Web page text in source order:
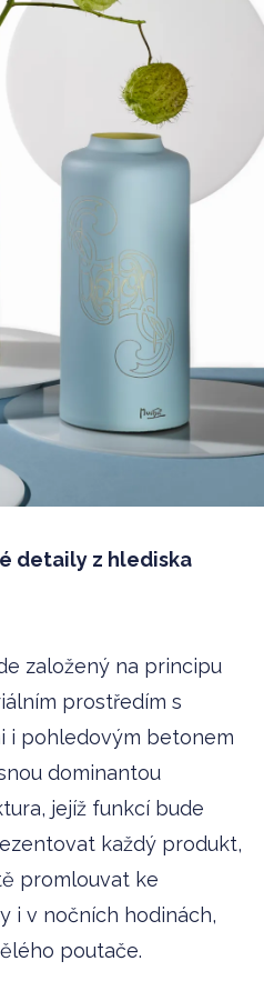
detaily z hlediska
založený na principu
prostředím s
i pohledovým betonem
dominantou
jejíž funkcí bude
každý produkt,
promlouvat ke
i v nočních hodinách,
poutače.